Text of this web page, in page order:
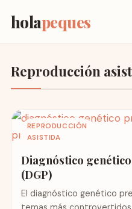
holapeques
Reproducción
REPRODUCCIÓN
ASISTIDA
Diagnóstico
(DGP)
El diagnóstico genético